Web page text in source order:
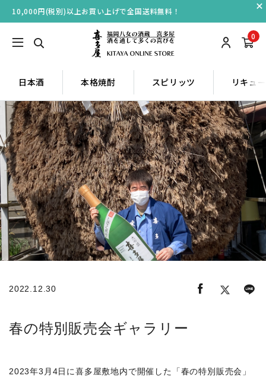
10,000円(税別)以上お買い上げで全国送料無料！
0
日本酒 本格焼酎 スピリッツ リキュ
2022.12.30
春の特別販売会ギャラリー
2023年3月4日に喜多屋敷地内で開催した「春の特別販売会」